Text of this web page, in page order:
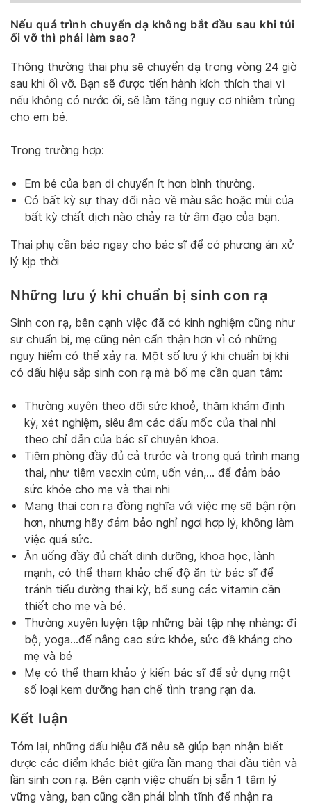
Nếu quá trình chuyển dạ không bắt đầu sau khi túi
ối vỡ thì phải làm sao?
Thông thường thai phụ sẽ chuyển dạ trong vòng 24 giờ
sau khi ối vỡ. Bạn sẽ được tiến hành kích thích thai vì
nếu không có nước ối, sẽ làm tăng nguy cơ nhiễm trùng
cho em bé.
Trong trường hợp:
Em bé của bạn di chuyển ít hơn bình thường.
Có bất kỳ sự thay đổi nào về màu sắc hoặc mùi của
bất kỳ chất dịch nào chảy ra từ âm đạo của bạn.
Thai phụ cần báo ngay cho bác sĩ để có phương án xử
lý kịp thời
Những lưu ý khi chuẩn bị sinh con rạ
Sinh con rạ, bên cạnh việc đã có kinh nghiệm cũng như
sự chuẩn bị, mẹ cũng nên cẩn thận hơn vì có những
nguy hiểm có thể xảy ra. Một số lưu ý khi chuẩn bị khi
có dấu hiệu sắp sinh con rạ mà bố mẹ cần quan tâm:
Thường xuyên theo dõi sức khoẻ, thăm khám định
kỳ, xét nghiệm, siêu âm các dấu mốc của thai nhi
theo chỉ dẫn của bác sĩ chuyên khoa.
Tiêm phòng đầy đủ cả trước và trong quá trình mang
thai, như tiêm vacxin cúm, uốn ván,… để đảm bảo
sức khỏe cho mẹ và thai nhi
Mang thai con rạ đồng nghĩa với việc mẹ sẽ bận rộn
hơn, nhưng hãy đảm bảo nghỉ ngơi hợp lý, không làm
việc quá sức.
Ăn uống đầy đủ chất dinh dưỡng, khoa học, lành
mạnh, có thể tham khảo chế độ ăn từ bác sĩ để
tránh tiểu đường thai kỳ, bổ sung các vitamin cần
thiết cho mẹ và bé.
Thường xuyên luyện tập những bài tập nhẹ nhàng: đi
bộ, yoga…để nâng cao sức khỏe, sức đề kháng cho
mẹ và bé
Mẹ có thể tham khảo ý kiến bác sĩ để sử dụng một
số loại kem dưỡng hạn chế tình trạng rạn da.
Kết luận
Tóm lại, những dấu hiệu đã nêu sẽ giúp bạn nhận biết
được các điểm khác biệt giữa lần mang thai đầu tiên và
lần sinh con rạ. Bên cạnh việc chuẩn bị sẵn 1 tâm lý
vững vàng, bạn cũng cần phải bình tĩnh để nhận ra